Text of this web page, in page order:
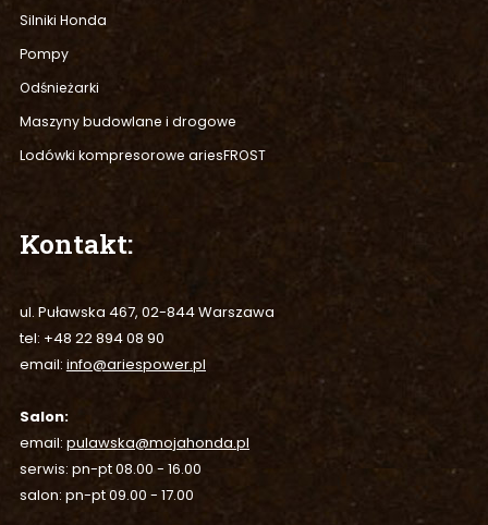
Silniki Honda
Pompy
Odśnieżarki
Maszyny budowlane i drogowe
Lodówki kompresorowe ariesFROST
Kontakt:
ul. Puławska 467, 02-844 Warszawa
tel: +48 22 894 08 90
email: info@ariespower.pl
Salon:
email: pulawska@mojahonda.pl
serwis: pn-pt 08.00 - 16.00
salon: pn-pt 09.00 - 17.00